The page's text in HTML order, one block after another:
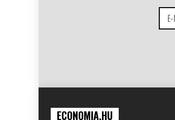
ECONOMIA.HU